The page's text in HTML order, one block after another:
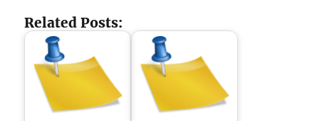
Related Posts: